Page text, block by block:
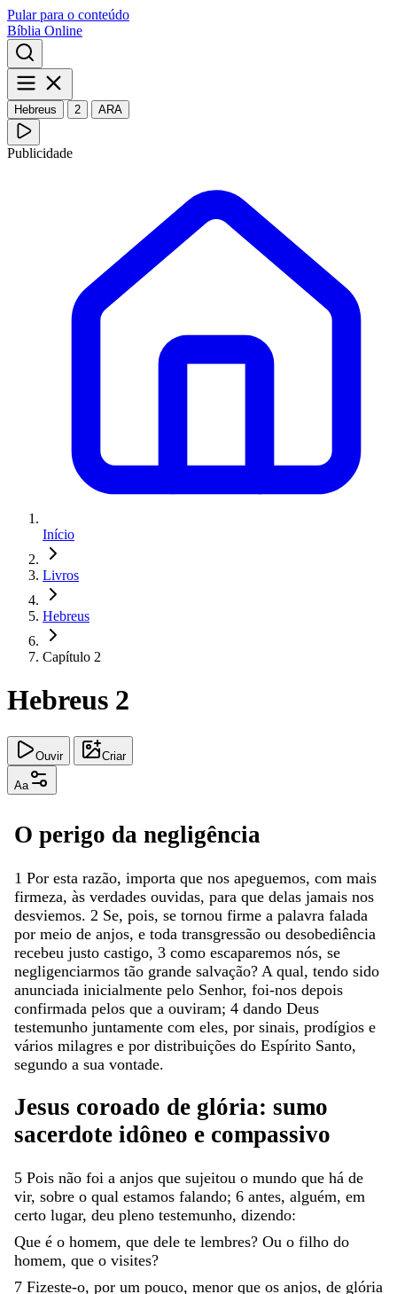
Pular para o conteúdo
Bíblia Online
Hebreus 2 ARA
Publicidade
Início
Livros
Hebreus
Capítulo 2
Hebreus 2
Ouvir Criar
Aa
O perigo da negligência
1 Por esta razão, importa que nos apeguemos, com mais
firmeza, às verdades ouvidas, para que delas jamais nos
desviemos. 2 Se, pois, se tornou firme a palavra falada
por meio de anjos, e toda transgressão ou desobediência
recebeu justo castigo, 3 como escaparemos nós, se
negligenciarmos tão grande salvação? A qual, tendo sido
anunciada inicialmente pelo Senhor, foi-nos depois
confirmada pelos que a ouviram; 4 dando Deus
testemunho juntamente com eles, por sinais, prodígios e
vários milagres e por distribuições do Espírito Santo,
segundo a sua vontade.
Jesus coroado de glória: sumo
sacerdote idôneo e compassivo
5 Pois não foi a anjos que sujeitou o mundo que há de
vir, sobre o qual estamos falando; 6 antes, alguém, em
certo lugar, deu pleno testemunho, dizendo:
Que é o homem, que dele te lembres? Ou o filho do
homem, que o visites?
7 Fizeste-o, por um pouco, menor que os anjos, de glória